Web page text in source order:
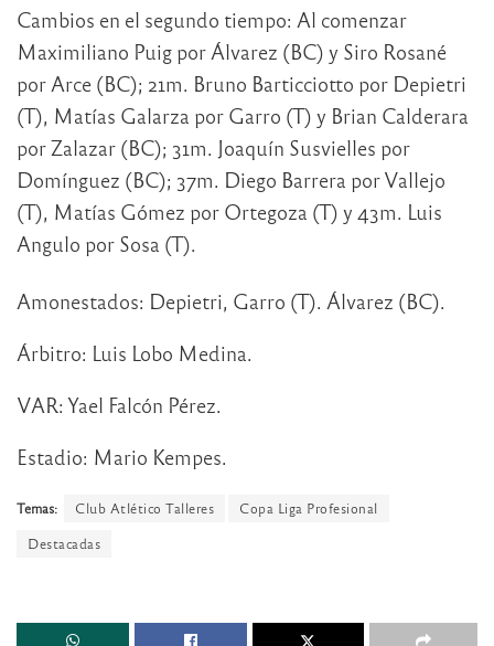
Cambios en el segundo tiempo: Al comenzar
Maximiliano Puig por Álvarez (BC) y Siro Rosané
por Arce (BC); 21m. Bruno Barticciotto por Depietri
(T), Matías Galarza por Garro (T) y Brian Calderara
por Zalazar (BC); 31m. Joaquín Susvielles por
Domínguez (BC); 37m. Diego Barrera por Vallejo
(T), Matías Gómez por Ortegoza (T) y 43m. Luis
Angulo por Sosa (T).
Amonestados: Depietri, Garro (T). Álvarez (BC).
Árbitro: Luis Lobo Medina.
VAR: Yael Falcón Pérez.
Estadio: Mario Kempes.
Temas: Club Atlético Talleres
Copa Liga Profesional
Destacadas